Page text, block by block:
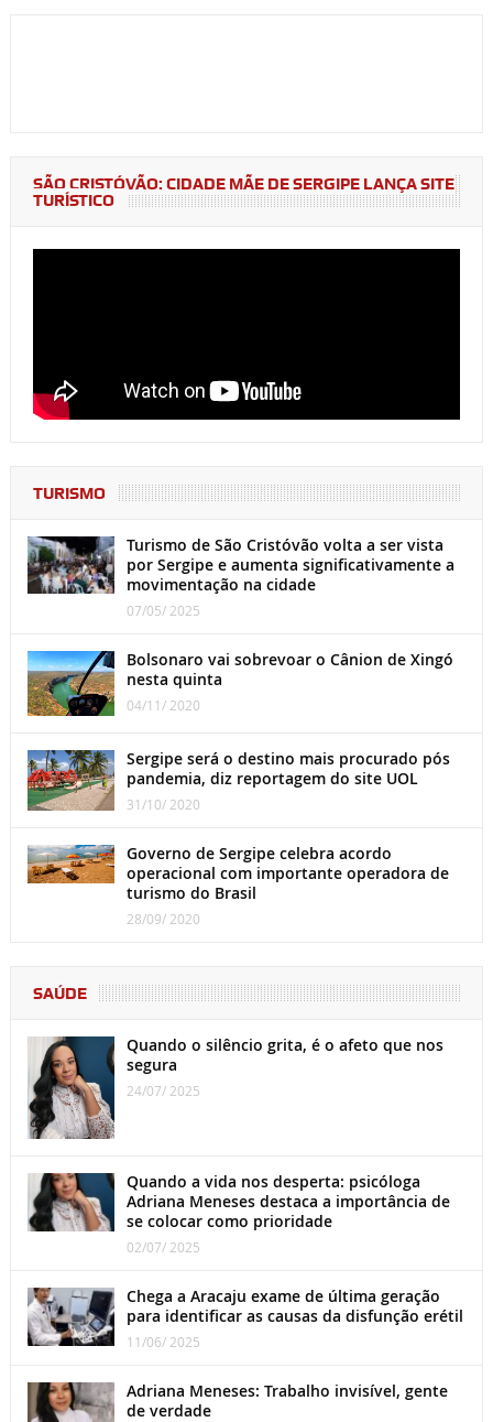
SÃO CRISTÓVÃO: CIDADE MÃE DE SERGIPE LANÇA SITE
TURÍSTICO
TURISMO
Turismo de São Cristóvão volta a ser vista
por Sergipe e aumenta significativamente a
movimentação na cidade
07/05/ 2025
Bolsonaro vai sobrevoar o Cânion de Xingó
nesta quinta
04/11/ 2020
Sergipe será o destino mais procurado pós
pandemia, diz reportagem do site UOL
31/10/ 2020
Governo de Sergipe celebra acordo
operacional com importante operadora de
turismo do Brasil
28/09/ 2020
SAÚDE
Quando o silêncio grita, é o afeto que nos
segura
24/07/ 2025
Quando a vida nos desperta: psicóloga
Adriana Meneses destaca a importância de
se colocar como prioridade
02/07/ 2025
Chega a Aracaju exame de última geração
para identificar as causas da disfunção erétil
11/06/ 2025
Adriana Meneses: Trabalho invisível, gente
de verdade